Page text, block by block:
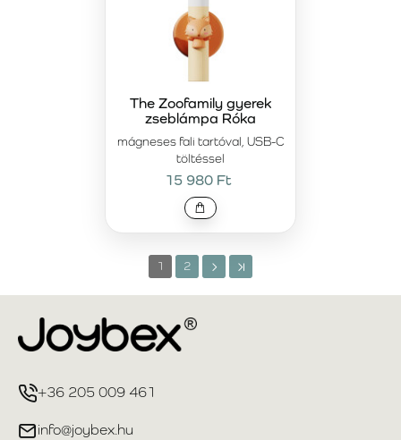
mágneses fali tartóval, USB-C
töltéssel
The Zoofamily gyerek
zseblámpa Róka
15 980 Ft
1 2
+36 205 009 461
info@joybex.hu